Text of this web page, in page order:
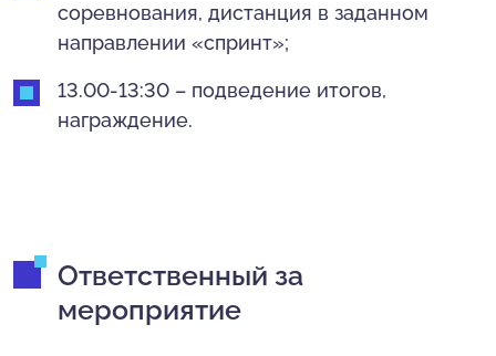
соревнования, дистанция в заданном
направлении «спринт»;
13.00-13:30 – подведение итогов,
награждение.
Ответственный за
мероприятие